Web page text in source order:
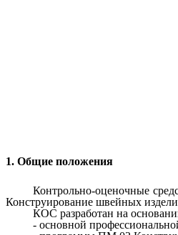
1. Общие положения
Контрольно-
Конструирование швейных
КОС разработан на
- основной